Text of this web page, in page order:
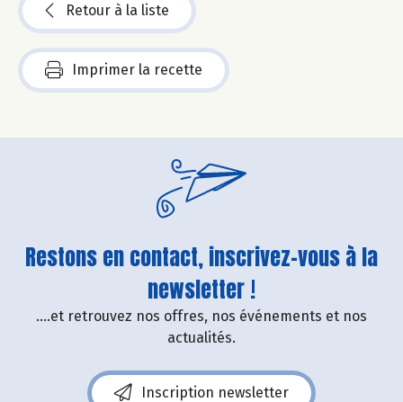
Retour à la liste
Imprimer la recette
Restons en contact, inscrivez-vous à la
newsletter !
....et retrouvez nos offres, nos événements et nos
actualités.
Inscription newsletter